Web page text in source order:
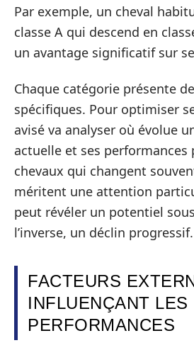
Par exemple, un cheval
classe A qui descend en
un avantage significatif sur
Chaque catégorie présente
spécifiques. Pour optimiser
avisé va analyser où évolue
actuelle et ses performances
chevaux qui changent
méritent une attention
peut révéler un potentiel
l’inverse, un déclin progressif.
FACTEURS
INFLUENÇANT LES
PERFORMANCES